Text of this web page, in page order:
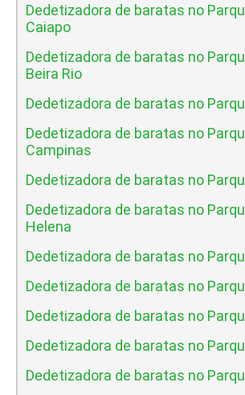
Dedetizadora de baratas no
Caiapo
Dedetizadora de baratas no
Beira Rio
Dedetizadora de baratas no
Dedetizadora de baratas no
Campinas
Dedetizadora de baratas no
Dedetizadora de baratas no
Helena
Dedetizadora de baratas no
Dedetizadora de baratas no
Dedetizadora de baratas no
Dedetizadora de baratas no
Dedetizadora de baratas no